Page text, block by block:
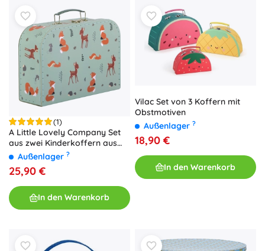
(1)
A Little Lovely Company Set
aus zwei Kinderkoffern aus
Karton mit Waldtier-Motiv –
Außenlager ?
25,90 €
In den Warenkorb
Vilac Set von 3 Koffern mit
Obstmotiven
Außenlager ?
18,90 €
In den Warenkorb